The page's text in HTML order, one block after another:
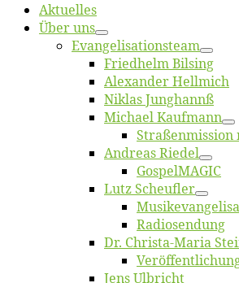
Ak­tu­el­les
Über uns
Evangelisa­tions­team
Fried­helm Bilsing
Alex­an­der Hellmich
Ni­klas Junghannß
Mi­cha­el Kaufmann
An­dre­as Riedel
Gos­pel­MA­GIC
Lutz Scheuf­ler
Ra­dio­sen­dung
Dr. Chris­­ta-Ma­ria
Jens Ulb­richt